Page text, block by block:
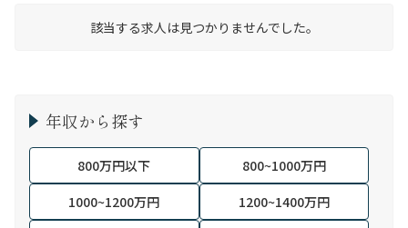
該当する求人は見つかりませんでした。
年収から探す
800万円以下
800~1000万円
1000~1200万円
1200~1400万円